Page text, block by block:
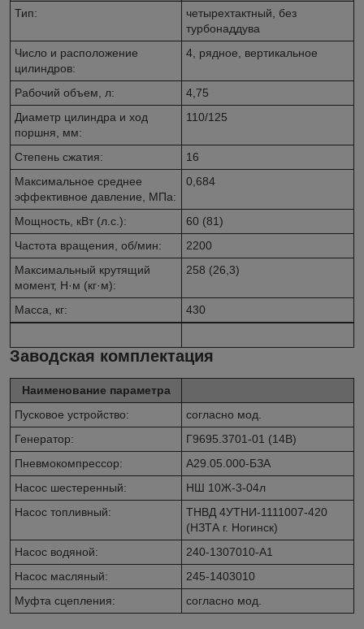
Тип:
четырехтактный, без
турбонаддува
Число и расположение
цилиндров:
4, рядное, вертикальное
Рабочий объем, л:
4,75
Диаметр цилиндра и ход
поршня, мм:
110/125
Степень сжатия:
16
Максимальное среднее
эффективное давление, МПа:
0,684
Мощность, кВт (л.с.):
60 (81)
Частота вращения, об/мин:
2200
Максимальный крутящий
момент, Н·м (кг·м):
258 (26,3)
Масса, кг: 430
Заводская комплектация
Наименование параметра
Пусковое устройство:
согласно мод.
Генератор:
Г9695.3701-01 (14В)
Пневмокомпрессор:
А29.05.000-БЗА
Насос шестеренный:
НШ 10Ж-3-04л
Насос топливный:
ТНВД 4УТНИ-1111007-420
(НЗТА г. Ногинск)
Насос водяной:
240-1307010-А1
Насос масляный:
245-1403010
Муфта сцепления:
согласно мод.